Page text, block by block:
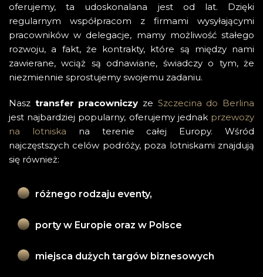
oferujemy, ta udoskonalana jest od lat. Dzięki
regularnym współpracom z firmami wysyłającymi
pracowników w delegacje, mamy możliwość stałego
rozwoju, a fakt, że kontrakty, które są między nami
zawierane, wciąż są odnawiane, świadczy o tym, że
niezmiennie sprostujemy swojemu zadaniu.
Nasz transfer pracowniczy ze Szczecina do Berlina
jest najbardziej popularny, oferujemy jednak przewozy
na lotniska na terenie całej Europy. Wśród
najczęstszych celów podróży, poza lotniskami znajdują
się również:
różnego rodzaju eventy,
porty w Europie oraz w Polsce
miejsca dużych targów biznesowych